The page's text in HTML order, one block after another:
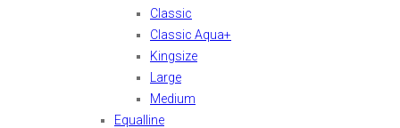
Classic
Classic Aqua+
Kingsize
Large
Medium
Equalline